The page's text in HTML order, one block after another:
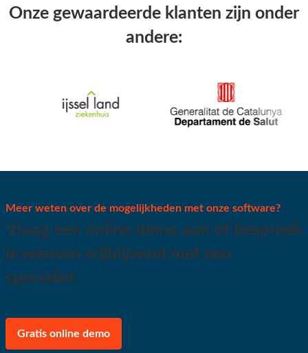
Onze gewaardeerde klanten zijn onder
andere:
Meer weten over de mogelijkheden met onze software?
Vraag een online demo aan of bespreek
je wensen vrijblijvend met een
specialist.
Gratis online demo